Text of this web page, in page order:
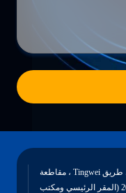
مبنى رقم 21 ، بلوك 9299 ، طريق Tingwei ، مقاطعة
جينشان ، شنغهاي 201505 (المقر الرئيسي ومكتب